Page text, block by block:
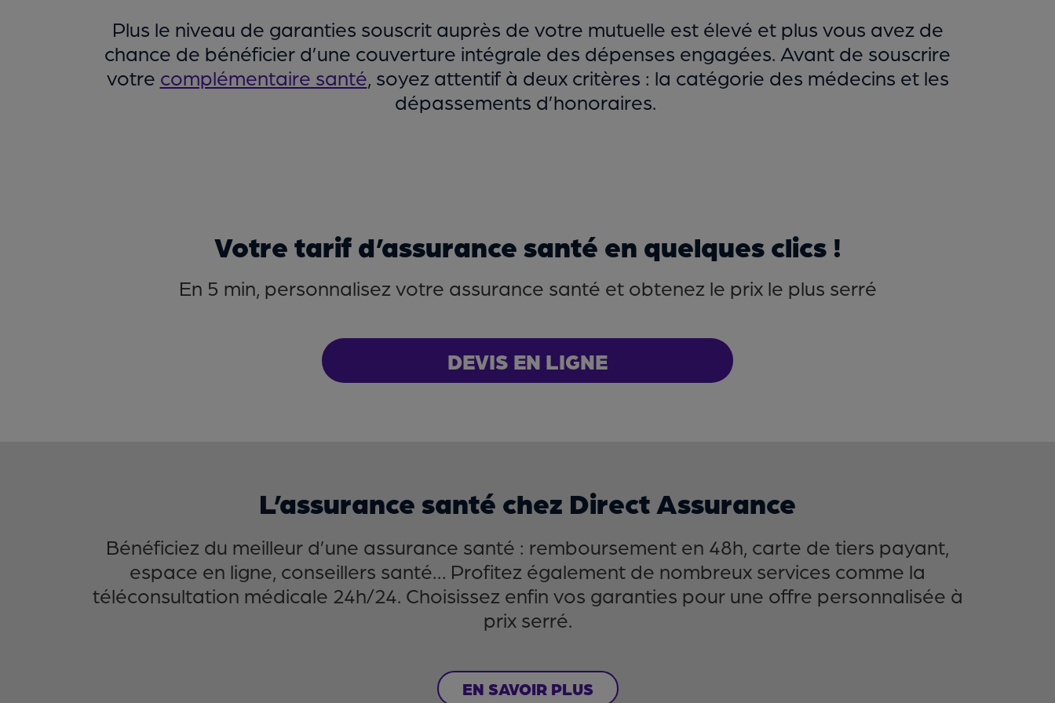
Plus le niveau de garanties souscrit auprès de votre mutuelle est élevé et plus vous avez de
chance de bénéficier d’une couverture intégrale des dépenses engagées. Avant de souscrire
votre complémentaire santé , soyez attentif à deux critères : la catégorie des médecins et les
dépassements d’honoraires.
Votre tarif d’assurance santé en quelques clics !
En 5 min, personnalisez votre assurance santé et obtenez le prix le plus serré
DEVIS EN LIGNE
L’assurance santé chez Direct Assurance
Bénéficiez du meilleur d’une assurance santé : remboursement en 48h, carte de tiers payant,
espace en ligne, conseillers santé… Profitez également de nombreux services comme la
téléconsultation médicale 24h/24. Choisissez enfin vos garanties pour une offre personnalisée à
prix serré.
EN SAVOIR PLUS